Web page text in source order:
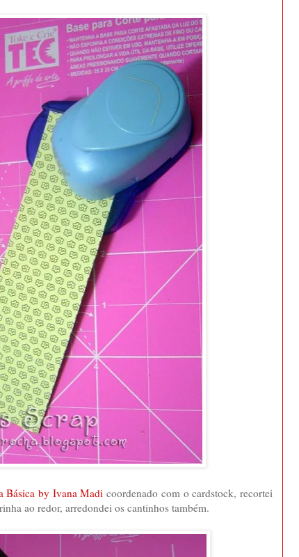
Básica by Ivana Madi coordenado com o cardstock, recortei
ao redor, arredondei os cantinhos também.